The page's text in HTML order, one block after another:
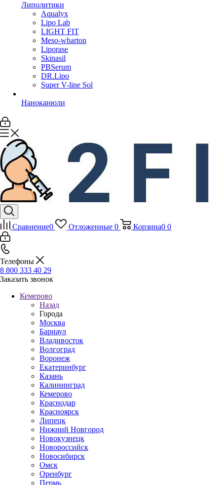
Липолитики
Aqualyx
Lipo Lab
LIGHT FIT
Meso-wharton
Liporase
Skinasil
PBSerum
DR.Lipo
Super V-line Sol
Наноканюли
Сравнение0 Отложенные 0 Корзина0 0
Телефоны
8 800 333 40 29
Заказать звонок
Кемерово
Назад
Города
Москва
Барнаул
Владивосток
Волгоград
Воронеж
Екатеринбург
Казань
Калининград
Кемерово
Краснодар
Красноярск
Липецк
Нижний Новгород
Новокузнецк
Новороссийск
Новосибирск
Омск
Оренбург
Пермь